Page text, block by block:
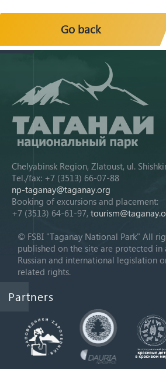
Go back
Chelyabinsk Region, Zlatoust, ul.
Tel./fax: +7 (3513) 66-07-88
np-taganay@taganay.org
Booking of excursions and placement:
+7 (3513) 64-61-97,
© FSBI "Taganay National Park" All
published on the site are protected in
Russian and international legislation
related rights.
Partners